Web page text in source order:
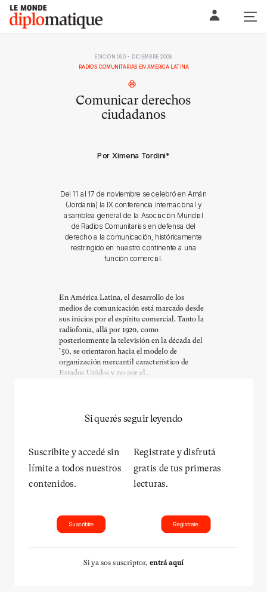
Skip
content
Le monde diplomatique
EDICIÓN 090 - DICIEMBRE 2006
RADIOS COMUNITARIAS EN AMÉRICA LATINA
Comunicar derechos
ciudadanos
Por Ximena Tordini*
Del 11 al 17 de noviembre se celebró en Amán
(Jordania) la IX conferencia internacional y
asamblea general de la Asociación Mundial
de Radios Comunitarias en defensa del
derecho a la comunicación, históricamente
restringido en nuestro continente a una
función comercial.
En América Latina, el desarrollo de los
medios de comunicación está marcado desde
sus inicios por el espíritu comercial. Tanto la
radiofonía, allá por 1920, como
posteriormente la televisión en la década del
’50, se orientaron hacia el modelo de
organización mercantil característico de
Estados Unidos y no por el...
Si querés seguir leyendo
Suscribite y accedé sin
límite a todos nuestros
contenidos.
Suscribite
Registrate y disfrutá
gratis de tus primeras
lecturas.
Registrate
Si ya sos suscriptor, entrá aquí